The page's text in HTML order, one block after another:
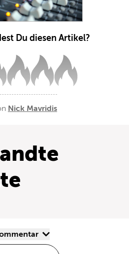
Du diesen Artikel?
Nick Mavridis